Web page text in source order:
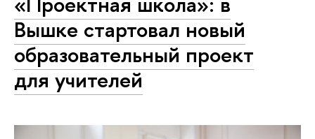
Вышке стартовал новый
образовательный проект
для учителей